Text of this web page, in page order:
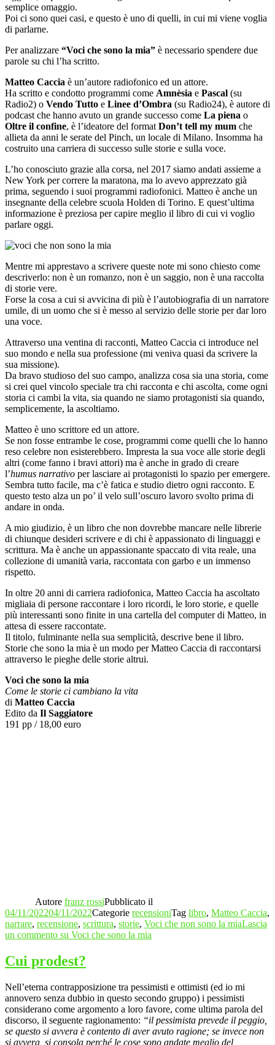
semplice omaggio.
Poi ci sono quei casi, e questo è uno di quelli, in cui mi viene voglia
di parlarne.
Per analizzare “Voci che sono la mia” è necessario spendere due
parole su chi l’ha scritto.
Matteo Caccia è un’autore radiofonico ed un attore.
Ha scritto e condotto programmi come Amnèsia e Pascal (su
Radio2) o Vendo Tutto e Linee d’Ombra (su Radio24), è autore di
podcast che hanno avuto un grande successo come La piena o
Oltre il confine, è l’ideatore del format Don’t tell my mum che
allieta da anni le serate del Pinch, un locale di Milano. Insomma ha
costruito una carriera di successo sulle storie e sulla voce.
L’ho conosciuto grazie alla corsa, nel 2017 siamo andati assieme a
New York per correre la maratona, ma lo avevo apprezzato già
prima, seguendo i suoi programmi radiofonici. Matteo è anche un
insegnante della celebre scuola Holden di Torino. E quest’ultima
informazione è preziosa per capire meglio il libro di cui vi voglio
parlare oggi.
Mentre mi apprestavo a scrivere queste note mi sono chiesto come
descriverlo: non è un romanzo, non è un saggio, non è una raccolta
di storie vere.
Forse la cosa a cui si avvicina di più è l’autobiografia di un narratore
umile, di un uomo che si è messo al servizio delle storie per dar loro
una voce.
Attraverso una ventina di racconti, Matteo Caccia ci introduce nel
suo mondo e nella sua professione (mi veniva quasi da scrivere la
sua missione).
Da bravo studioso del suo campo, analizza cosa sia una storia, come
si crei quel vincolo speciale tra chi racconta e chi ascolta, come ogni
storia ci cambi la vita, sia quando ne siamo protagonisti sia quando,
semplicemente, la ascoltiamo.
Matteo è uno scrittore ed un attore.
Se non fosse entrambe le cose, programmi come quelli che lo hanno
reso celebre non esisterebbero. Impresta la sua voce alle storie degli
altri (come fanno i bravi attori) ma è anche in grado di creare
l’humus narrativo per lasciare ai protagonisti lo spazio per emergere.
Sembra tutto facile, ma c’è fatica e studio dietro ogni racconto. E
questo testo alza un po’ il velo sull’oscuro lavoro svolto prima di
andare in onda.
A mio giudizio, è un libro che non dovrebbe mancare nelle librerie
di chiunque desideri scrivere e di chi è appassionato di linguaggi e
scrittura. Ma è anche un appassionante spaccato di vita reale, una
collezione di umanità varia, raccontata con garbo e un immenso
rispetto.
In oltre 20 anni di carriera radiofonica, Matteo Caccia ha ascoltato
migliaia di persone raccontare i loro ricordi, le loro storie, e quelle
più interessanti sono finite in una cartella del computer di Matteo, in
attesa di essere raccontate.
Il titolo, fulminante nella sua semplicità, descrive bene il libro.
Storie che sono la mia è un modo per Matteo Caccia di raccontarsi
attraverso le pieghe delle storie altrui.
Voci che sono la mia
Come le storie ci cambiano la vita
di Matteo Caccia
Edito da Il Saggiatore
191 pp / 18,00 euro
Autore franz rossiPubblicato il
04/11/202204/11/2022Categorie recensioniTag libro, Matteo Caccia,
narrare, recensione, scrittura, storie, Voci che non sono la miaLascia
un commento su Voci che sono la mia
Cui prodest?
Nell’eterna contrapposizione tra pessimisti e ottimisti (ed io mi
annovero senza dubbio in questo secondo gruppo) i pessimisti
considerano come argomento a loro favore, come ultima parola del
discorso, il seguente ragionamento: “il pessimista prevede il peggio,
se questo si avvera è contento di aver avuto ragione; se invece non
si avvera, si consola perché le cose sono andate meglio del